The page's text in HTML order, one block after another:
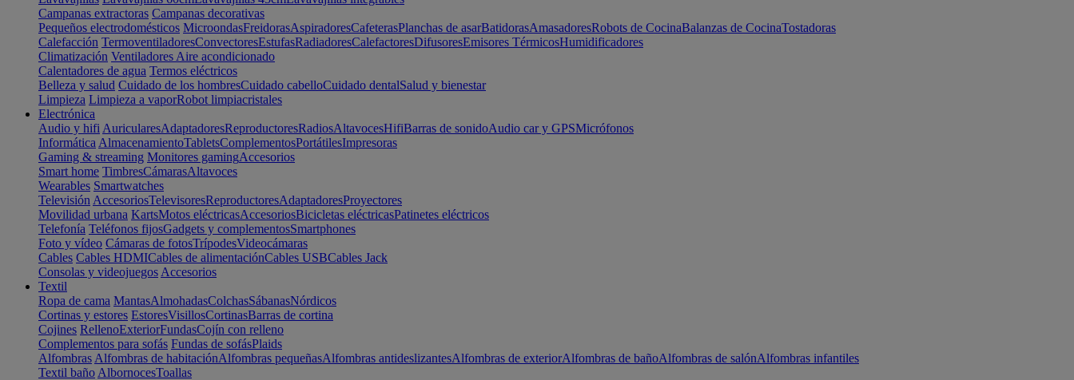
Campanas extractoras Campanas decorativas
Pequeños electrodomésticos MicroondasFreidorasAspiradoresCafeterasPlanchas de asarBatidorasAmasadoresRobots de CocinaBalanzas de CocinaTostadoras
Calefacción TermoventiladoresConvectoresEstufasRadiadoresCalefactoresDifusoresEmisores TérmicosHumidificadores
Climatización Ventiladores Aire acondicionado
Calentadores de agua Termos eléctricos
Belleza y salud Cuidado de los hombresCuidado cabelloCuidado dentalSalud y bienestar
Limpieza Limpieza a vaporRobot limpiacristales
Electrónica
Audio y hifi AuricularesAdaptadoresReproductoresRadiosAltavocesHifiBarras de sonidoAudio car y GPSMicrófonos
Informática AlmacenamientoTabletsComplementosPortátilesImpresoras
Gaming & streaming Monitores gamingAccesorios
Smart home TimbresCámarasAltavoces
Wearables Smartwatches
Televisión AccesoriosTelevisoresReproductoresAdaptadoresProyectores
Movilidad urbana KartsMotos eléctricasAccesoriosBicicletas eléctricasPatinetes eléctricos
Telefonía Teléfonos fijosGadgets y complementosSmartphones
Foto y vídeo Cámaras de fotosTrípodesVideocámaras
Cables Cables HDMICables de alimentaciónCables USBCables Jack
Consolas y videojuegos Accesorios
Textil
Ropa de cama MantasAlmohadasColchasSábanasNórdicos
Cortinas y estores EstoresVisillosCortinasBarras de cortina
Cojines RellenoExteriorFundasCojín con relleno
Complementos para sofás Fundas de sofásPlaids
Alfombras Alfombras de habitaciónAlfombras pequeñasAlfombras antideslizantesAlfombras de exteriorAlfombras de bañoAlfombras de salónAlfombras infantiles
Textil baño AlbornocesToallas